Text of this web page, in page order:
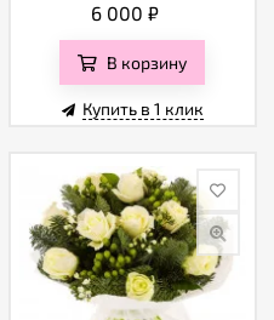
6 000₽
В корзину
Купить в 1 клик